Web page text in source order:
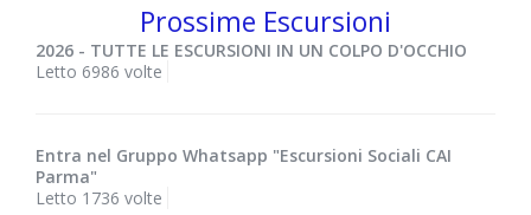
Prossime Escursioni
2026 - TUTTE LE ESCURSIONI IN UN COLPO D'OCCHIO
Letto 6986 volte
Entra nel Gruppo Whatsapp "Escursioni Sociali CAI
Parma"
Letto 1736 volte